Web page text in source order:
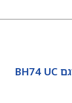
מערכת ראש (אוזניה) אלחוטית מדגם BH74 UC